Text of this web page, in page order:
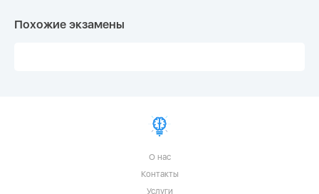
Похожие экзамены
О нас
Контакты
Услуги